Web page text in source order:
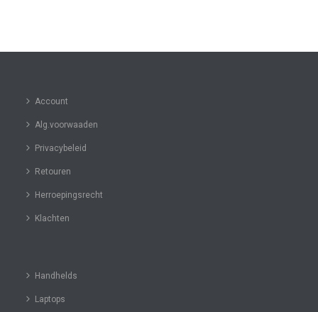
Account
Alg.voorwaaden
Privacybeleid
Retouren
Herroepingsrecht
Klachten
Handhelds
Laptops